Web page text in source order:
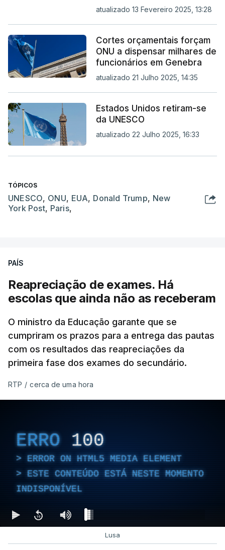
atualizado 13 Fevereiro 2025, 13:28
Cortes orçamentais forçam
ONU a dispensar milhares de
funcionários em Genebra
atualizado 21 Julho 2025, 14:35
Estados Unidos retiram-se
da UNESCO
atualizado 22 Julho 2025, 16:33
TÓPICOS
UNESCO, ONU, EUA, Donald Trump, New
York Post, Paris,
PAÍS
Reapreciação de exames. Há
escolas que ainda não as receberam
O ministro da Educação garante que se
cumpriram os prazos para a entrega das pautas
com os resultados das reapreciações da
primeira fase dos exames do secundário.
RTP / cerca de uma hora
ERRO 100
ERROR ON HTML5 MEDIA ELEMENT
ESTE CONTEÚDO ESTÁ NESTE MOMENTO
INDISPONÍVEL
Lusa